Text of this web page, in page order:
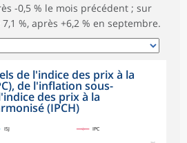
-0,5 % le mois précédent ; sur
%, après +6,2 % en septembre.
de l'indice des prix à la
de l'inflation sous-
des prix à la
(IPCH)
ISJ IPC